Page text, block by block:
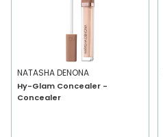
NATASHA DENONA
Hy-Glam Concealer -
Concealer